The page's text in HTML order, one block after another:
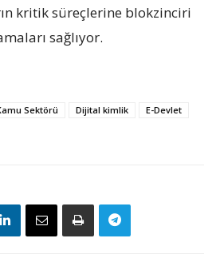
kritik süreçlerine blokzinciri
sağlıyor.
Sektörü Dijital kimlik
E-Devlet